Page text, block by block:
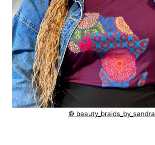
© beauty_braids_by_sandra